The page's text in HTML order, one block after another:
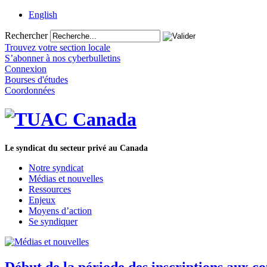
English
Rechercher
Trouvez votre section locale
S’abonner à nos cyberbulletins
Connexion
Bourses d'études
Coordonnées
Le syndicat du secteur privé au Canada
Notre syndicat
Médias et nouvelles
Ressources
Enjeux
Moyens d’action
Se syndiquer